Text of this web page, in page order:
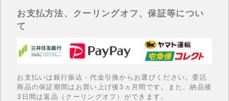
お支払方法、クーリングオフ、保証等につい
て
お支払いは銀行振込・代金引換からお選びください。委託
商品の保証期間はお買い上げ後3ヵ月間です。また、納品後
3日間は返品（クーリングオフ）ができます。